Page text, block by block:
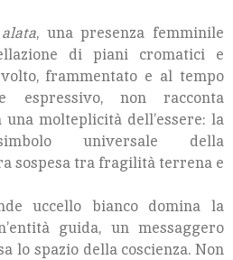
, una presenza femminile
di piani cromatici e
frammentato e al tempo
espressivo, non racconta
molteplicità dell’essere: la
universale della
sospesa tra fragilità terrena e
uccello bianco domina la
guida, un messaggero
lo spazio della coscienza. Non